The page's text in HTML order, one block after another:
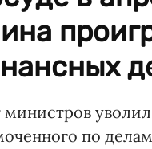
министров
по делам